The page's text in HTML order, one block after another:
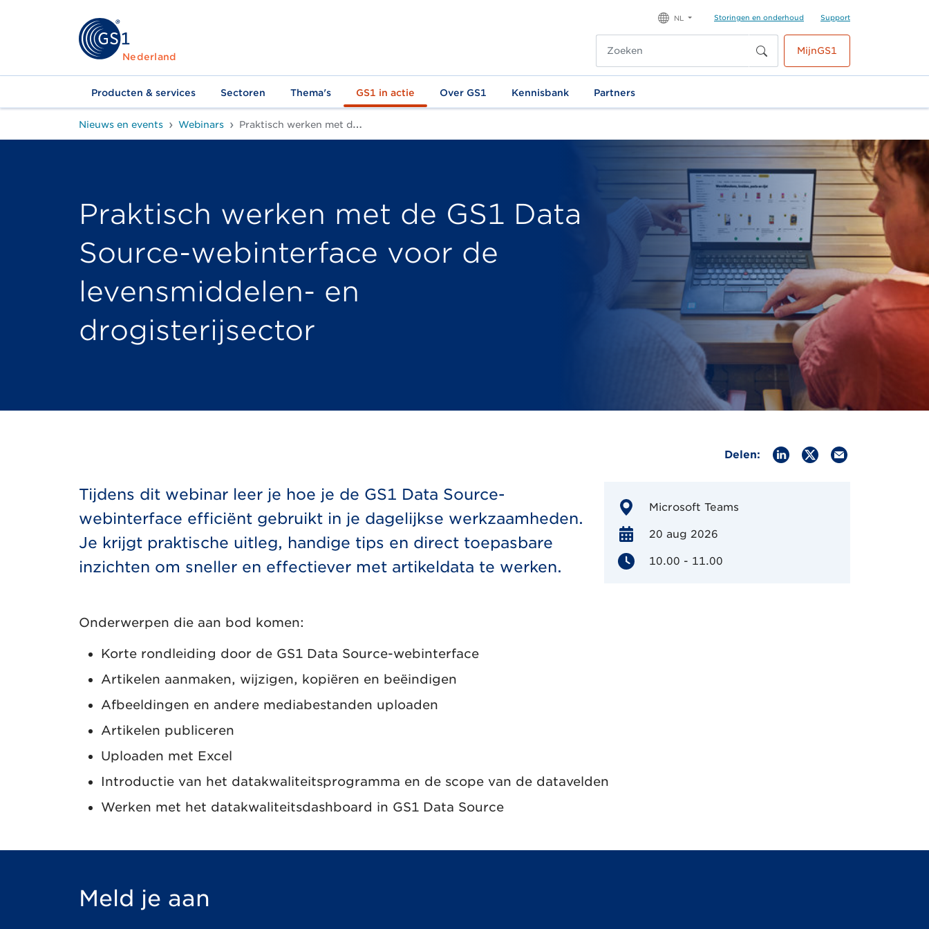
Nederland
NL Storingen en onderhoud Support
MijnGS1
Producten & services Sectoren Thema's GS1 in actie Over GS1 Kennisbank Partners
Nieuws en events Webinars Praktisch werken met de GS1 Data Source-webinterface voor de levensmiddelen- en drogisterijsector
Praktisch werken met de GS1 Data
Source-webinterface voor de
levensmiddelen- en
drogisterijsector
Tijdens dit webinar leer je hoe je de GS1 Data Source-
webinterface efficiënt gebruikt in je dagelijkse werkzaamheden.
Je krijgt praktische uitleg, handige tips en direct toepasbare
inzichten om sneller en effectiever met artikeldata te werken.
Delen:
Microsoft Teams
20 aug 2026
10.00 - 11.00
Onderwerpen die aan bod komen:
Korte rondleiding door de GS1 Data Source-webinterface
Artikelen aanmaken, wijzigen, kopiëren en beëindigen
Afbeeldingen en andere mediabestanden uploaden
Artikelen publiceren
Uploaden met Excel
Introductie van het datakwaliteitsprogramma en de scope van de datavelden
Werken met het datakwaliteitsdashboard in GS1 Data Source
Meld je aan